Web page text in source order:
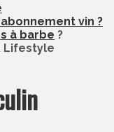
vin ?
à barbe ?
Lifestyle